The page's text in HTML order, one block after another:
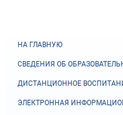
НА ГЛАВНУЮ
СВЕДЕНИЯ ОБ
ДИСТАНЦИОННОЕ
ЭЛЕКТРОННАЯ